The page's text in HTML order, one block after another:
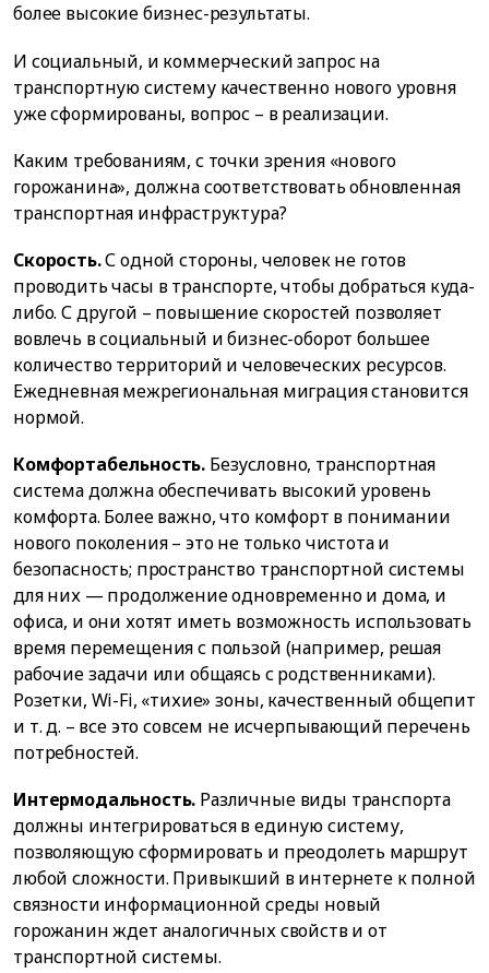
более высокие бизнес-результаты.
И социальный, и коммерческий запрос на
транспортную систему качественно нового уровня
уже сформированы, вопрос – в реализации.
Каким требованиям, с точки зрения «нового
горожанина», должна соответствовать обновленная
транспортная инфраструктура?
Скорость.С одной стороны, человек не готов
проводить часы в транспорте, чтобы добраться куда-
либо. С другой – повышение скоростей позволяет
вовлечь в социальный и бизнес-оборот большее
количество территорий и человеческих ресурсов.
Ежедневная межрегиональная миграция становится
нормой.
Комфортабельность. Безусловно, транспортная
система должна обеспечивать высокий уровень
комфорта. Более важно, что комфорт в понимании
нового поколения – это не только чистота и
безопасность; пространство транспортной системы
для них — продолжение одновременно и дома, и
офиса, и они хотят иметь возможность использовать
время перемещения с пользой (например, решая
рабочие задачи или общаясь с родственниками).
Розетки, Wi-Fi, «тихие» зоны, качественный общепит
и т. д. – все это совсем не исчерпывающий перечень
потребностей.
Интермодальность. Различные виды транспорта
должны интегрироваться в единую систему,
позволяющую сформировать и преодолеть маршрут
любой сложности. Привыкший в интернете к полной
связности информационной среды новый
горожанин ждет аналогичных свойств и от
транспортной системы.